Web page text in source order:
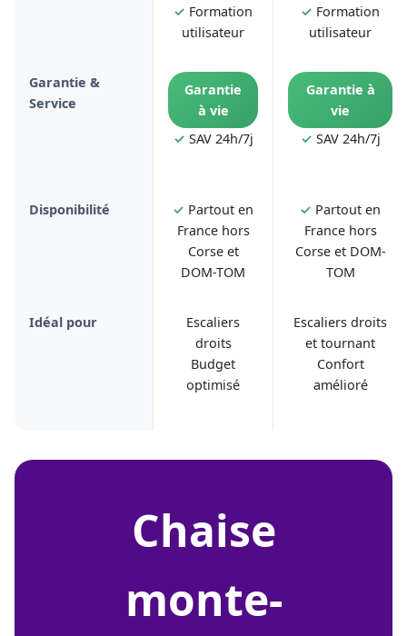
✓ Formation
utilisateur
✓ Formation
utilisateur
Garantie &
Service
Garantie
à vie
✓ SAV 24h/7j
Garantie à
vie
✓ SAV 24h/7j
Disponibilité ✓ Partout en
France hors
Corse et
DOM-TOM
✓ Partout en
France hors
Corse et DOM-
TOM
Idéal pour
Escaliers
droits
Budget
optimisé
Escaliers droits
et tournant
Confort
amélioré
chaise
monte-